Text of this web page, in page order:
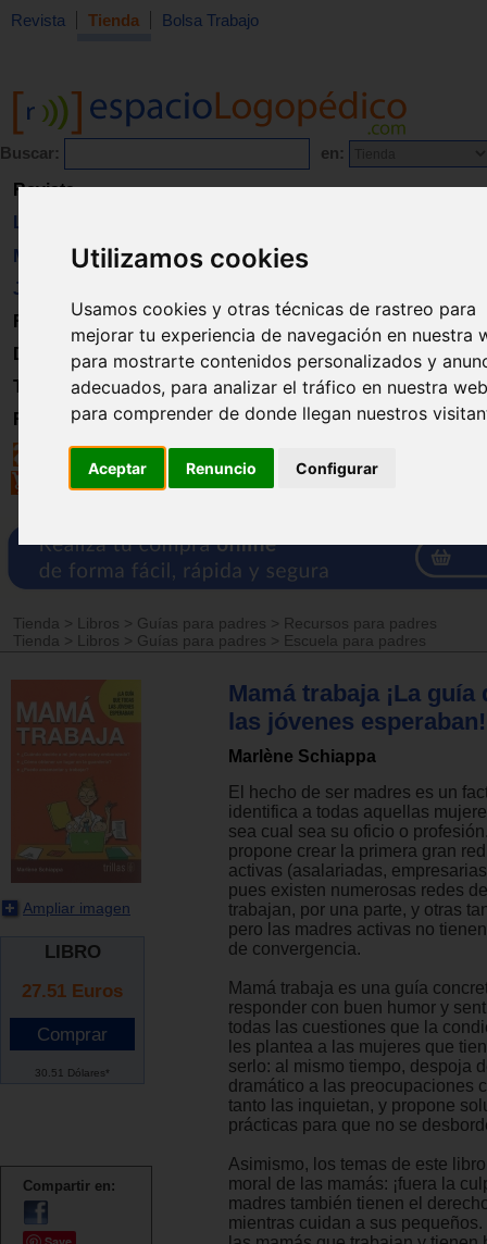
Utilizamos cookies
Usamos cookies y otras técnicas de rastreo para
mejorar tu experiencia de navegación en nuestra
para mostrarte contenidos personalizados y
adecuados, para analizar el tráfico en nuestra
para comprender de donde llegan nuestros
Aceptar Renuncio Configurar
Revista Tienda Bolsa Trabajo
Buscar: en:
Revista
Libros
Material
Juguetes
Formación
Directorio
Trabajo
Registro
Tienda > Libros > Guías para padres > Recursos para padres
Tienda
> Libros > Guías para padres > Escuela para padres
Ampliar imagen
LIBRO
27.51 Euros
30.51 Dólares*
Compartir en:
Mamá trabaja ¡La guía
las jóvenes esperaban!
Marlène Schiappa
El hecho de ser madres es un
identifica a todas aquellas
sea cual sea su oficio o
propone crear la primera gran
activas (asalariadas,
pues existen numerosas redes
trabajan, por una parte, y otras
pero las madres activas no
de convergencia.
Mamá trabaja es una guía
responder con buen humor y
todas las cuestiones que la
les plantea a las mujeres que
serlo: al mismo tiempo, despoja
dramático a las preocupaciones
tanto las inquietan, y propone
prácticas para que no se
Asimismo, los temas de este
moral de las mamás: ¡fuera la
madres también tienen el
mientras cuidan a sus